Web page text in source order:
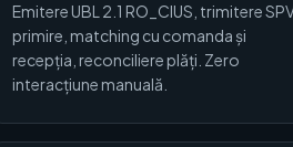
Emitere UBL 2.1 RO_CIUS, trimitere
primire, matching cu comanda și
recepția, reconciliere plăți. Zero
interacțiune manuală.